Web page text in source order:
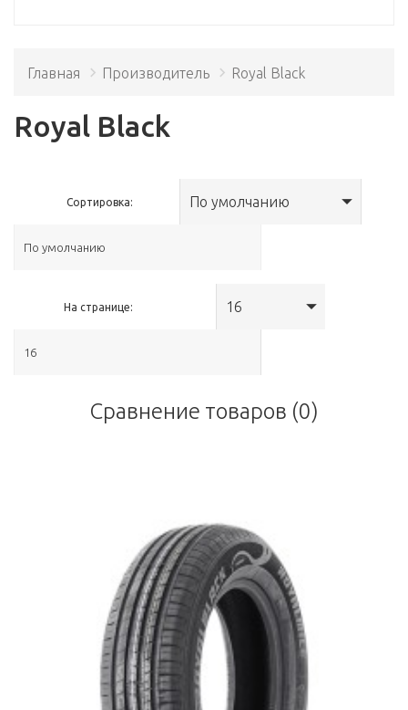
Главная Производитель Royal Black
Royal Black
Сортировка: По умолчанию
На странице: 16
Сравнение товаров (0)